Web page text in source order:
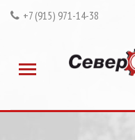
+7 (915) 971-14-38